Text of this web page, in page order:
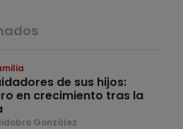
de sus hijos:
en crecimiento tras la
González